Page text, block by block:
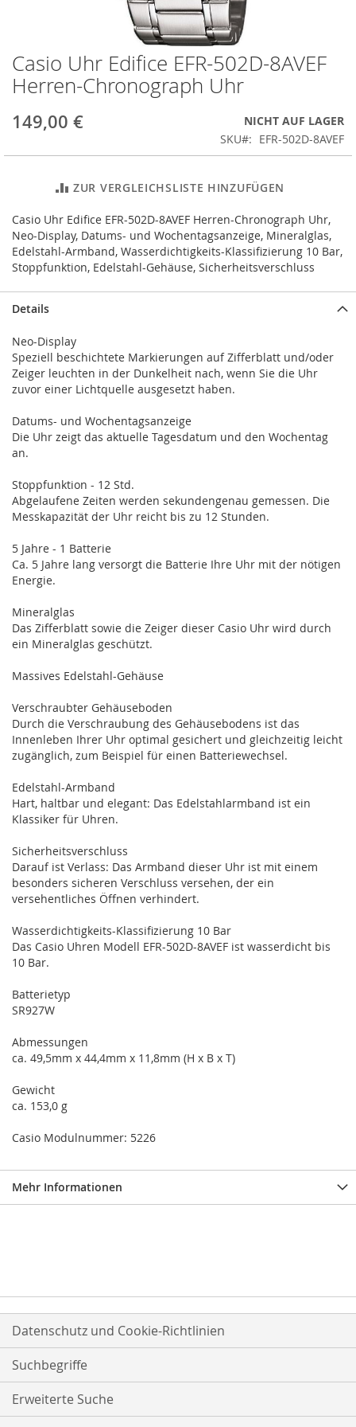
Zum
Anfang
der
springen
Casio Uhr Edifice EFR-502D-8AVEF
Herren-Chronograph Uhr
149,00 €
NICHT AUF LAGER
SKU
EFR-502D-8AVEF
ZUR VERGLEICHSLISTE HINZUFÜGEN
Casio Uhr Edifice EFR-502D-8AVEF Herren-Chronograph Uhr,
Neo-Display, Datums- und Wochentagsanzeige, Mineralglas,
Edelstahl-Armband, Wasserdichtigkeits-Klassifizierung 10 Bar,
Stoppfunktion, Edelstahl-Gehäuse, Sicherheitsverschluss
Details
Neo-Display
Speziell beschichtete Markierungen auf Zifferblatt und/oder
Zeiger leuchten in der Dunkelheit nach, wenn Sie die Uhr
zuvor einer Lichtquelle ausgesetzt haben.
Datums- und Wochentagsanzeige
Die Uhr zeigt das aktuelle Tagesdatum und den Wochentag
an.
Stoppfunktion - 12 Std.
Abgelaufene Zeiten werden sekundengenau gemessen. Die
Messkapazität der Uhr reicht bis zu 12 Stunden.
5 Jahre - 1 Batterie
Ca. 5 Jahre lang versorgt die Batterie Ihre Uhr mit der nötigen
Energie.
Mineralglas
Das Zifferblatt sowie die Zeiger dieser Casio Uhr wird durch
ein Mineralglas geschützt.
Massives Edelstahl-Gehäuse
Verschraubter Gehäuseboden
Durch die Verschraubung des Gehäusebodens ist das
Innenleben Ihrer Uhr optimal gesichert und gleichzeitig leicht
zugänglich, zum Beispiel für einen Batteriewechsel.
Edelstahl-Armband
Hart, haltbar und elegant: Das Edelstahlarmband ist ein
Klassiker für Uhren.
Sicherheitsverschluss
Darauf ist Verlass: Das Armband dieser Uhr ist mit einem
besonders sicheren Verschluss versehen, der ein
versehentliches Öffnen verhindert.
Wasserdichtigkeits-Klassifizierung 10 Bar
Das Casio Uhren Modell EFR-502D-8AVEF ist wasserdicht bis
10 Bar.
Batterietyp
SR927W
Abmessungen
ca. 49,5mm x 44,4mm x 11,8mm (H x B x T)
Gewicht
ca. 153,0 g
Casio Modulnummer: 5226
Mehr Informationen
Datenschutz und Cookie-Richtlinien
Suchbegriffe
Erweiterte Suche